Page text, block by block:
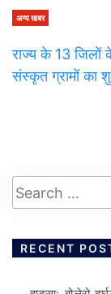
अन्य खबर
राज्य के 13 जिलों
संस्कृत ग्रामों का
RECENT